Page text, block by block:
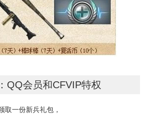
QQ会员和CFVIP特权
取一份新兵礼包，